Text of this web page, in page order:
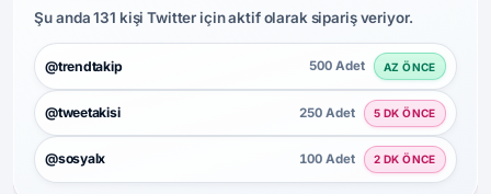
Şu anda 131 kişi Twitter için aktif olarak sipariş veriyor.
@trendtakip 500 Adet AZ ÖNCE
@tweetakisi 250 Adet 5 DK ÖNCE
@sosyalx 100 Adet 2 DK ÖNCE